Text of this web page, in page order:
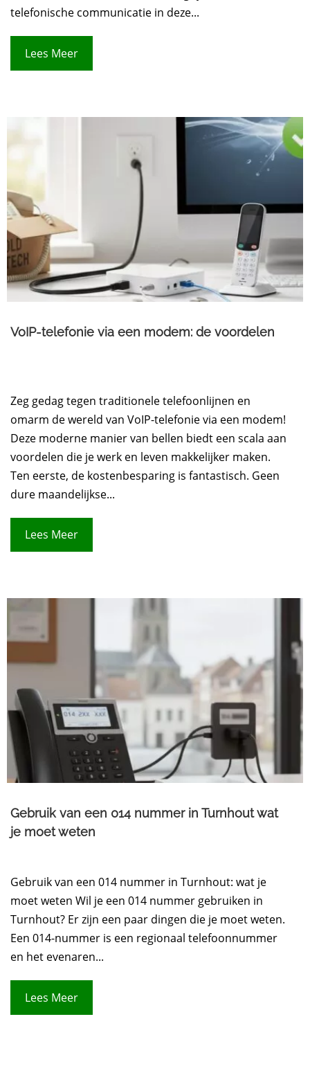
telefonische communicatie in deze...
Lees Meer
VoIP-telefonie via een modem: de voordelen
Zeg gedag tegen traditionele telefoonlijnen en
omarm de wereld van VoIP-telefonie via een modem!
Deze moderne manier van bellen biedt een scala aan
voordelen die je werk en leven makkelijker maken.
Ten eerste, de kostenbesparing is fantastisch. Geen
dure maandelijkse...
Lees Meer
Gebruik van een 014 nummer in Turnhout wat
je moet weten
Gebruik van een 014 nummer in Turnhout: wat je
moet weten Wil je een 014 nummer gebruiken in
Turnhout? Er zijn een paar dingen die je moet weten.
Een 014-nummer is een regionaal telefoonnummer
en het evenaren...
Lees Meer